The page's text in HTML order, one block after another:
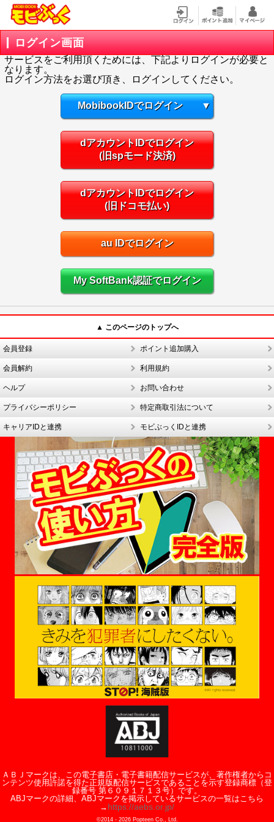
ログイン画面
サービスをご利用頂くためには、下記よりログインが必要と
なります。
ログイン方法をお選び頂き、ログインしてください。
MobibookIDでログイン ▼
dアカウントIDでログイン
(旧spモード決済)
dアカウントIDでログイン
(旧ドコモ払い)
au IDでログイン
My SoftBank認証でログイン
▲ このページのトップへ
会員登録 ポイント追加購入
会員解約 利用規約
ヘルプ お問い合わせ
プライバシーポリシー 特定商取引法について
キャリアIDと連携 モビぶっくIDと連携
ＡＢＪマークは、この電子書店・電子書籍配信サービスが、著作権者からコ
ンテンツ使用許諾を得た正規版配信サービスであることを示す登録商標（登
録番号 第６０９１７１３号）です。
ABJマークの詳細、ABJマークを掲示しているサービスの一覧はこちら
→ https://aebs.or.jp/
©2014 - 2026Popteen Co., Ltd.